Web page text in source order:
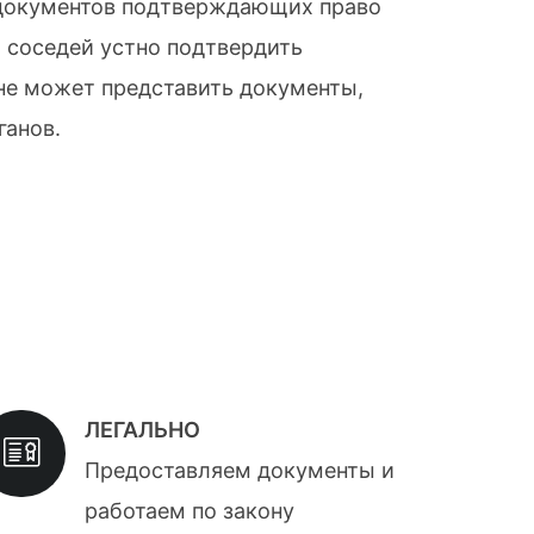
подтверждающих право
устно подтвердить
может представить документы,
ЛЕГАЛЬНО
Предоставляем документы и
работаем по закону